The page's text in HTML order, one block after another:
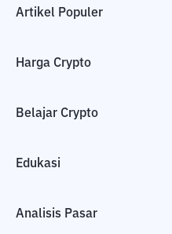
Artikel Populer
Harga Crypto
Belajar Crypto
Edukasi
Analisis Pasar